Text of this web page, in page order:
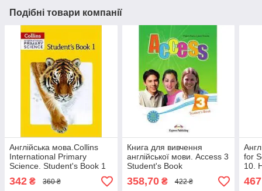
Подібні товари компанії
Англійська мова.Collins
International Primary
Science. Student's Book 1
342 ₴ 360 ₴
Книга для вивчення
англійської мови. Access 3
Student's Book
358,70₴ 422 ₴
for
10.